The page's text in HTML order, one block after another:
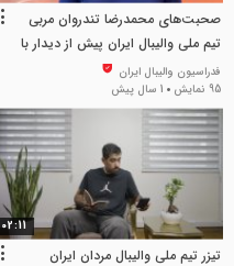
صحبت‌های محمدرضا تندروان مربی
تیم ملی والیبال ایران پیش از دیدار با
برزیل
فدراسیون والیبال ایران
95 نمایش
1 سال پیش
02:11
تیزر تیم ملی والیبال مردان ایران